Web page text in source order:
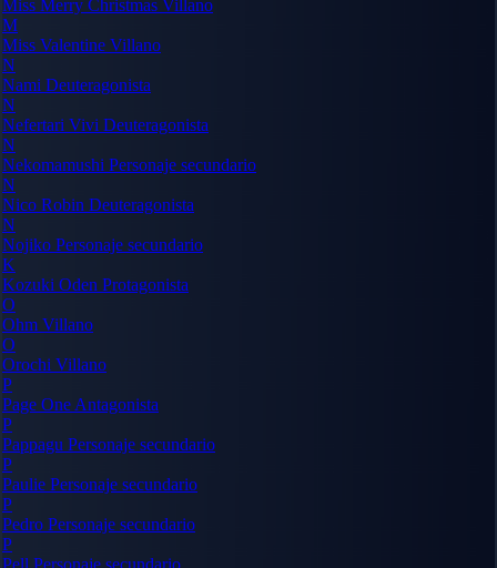
Miss Merry Christmas Villano
M
Miss Valentine Villano
N
Nami Deuteragonista
N
Nefertari Vivi Deuteragonista
N
Nekomamushi Personaje secundario
N
Nico Robin Deuteragonista
N
Nojiko Personaje secundario
K
Kozuki Oden Protagonista
O
Ohm Villano
O
Orochi Villano
P
Page One Antagonista
P
Pappagu Personaje secundario
P
Paulie Personaje secundario
P
Pedro Personaje secundario
P
Pell Personaje secundario